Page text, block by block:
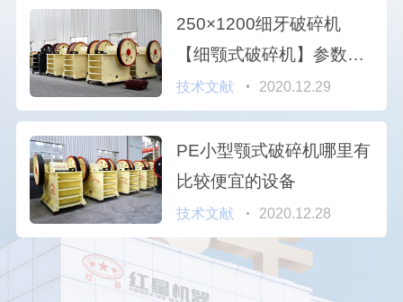
250×1200细牙破碎机
【细颚式破碎机】参数及
报价
技术文献 2020.12.29
PE小型颚式破碎机哪里有
比较便宜的设备
技术文献 2020.12.28